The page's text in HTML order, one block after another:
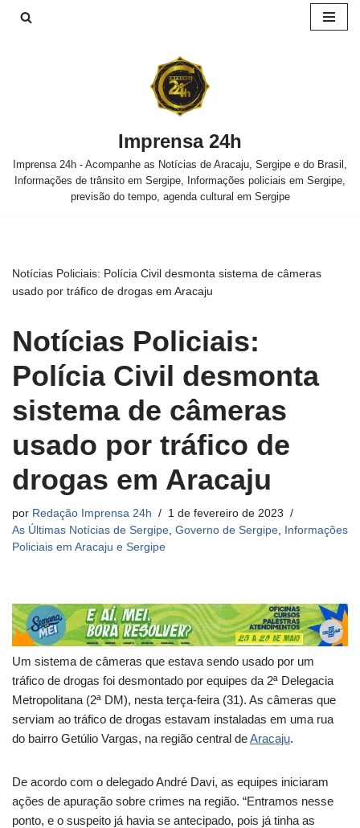
Imprensa 24h
Imprensa 24h - Acompanhe as Notícias de Aracaju, Sergipe e do Brasil,
Informações de trânsito em Sergipe, Informações policiais em Sergipe,
previsão do tempo, agenda cultural em Sergipe
Notícias Policiais: Polícia Civil desmonta sistema de câmeras
usado por tráfico de drogas em Aracaju
Notícias Policiais:
Polícia Civil desmonta
sistema de câmeras
usado por tráfico de
drogas em Aracaju
por Redação Imprensa 24h
1 de fevereiro de 2023
As Últimas Notícias de Sergipe, Governo de Sergipe,
Informações
Policiais em Aracaju e Sergipe
Um sistema de câmeras que estava sendo usado por um
tráfico de drogas foi desmontado por equipes da 2ª Delegacia
Metropolitana (2ª DM), nesta terça-feira (31). As câmeras que
serviam ao tráfico de drogas estavam instaladas em uma rua
do bairro Getúlio Vargas, na região central deAracaju.
De acordo com o delegado André Davi, as equipes iniciaram
ações de apuração sobre crimes na região. “Entramos nesse
ponto, e o suspeito já havia se antecipado, pois já tinha as